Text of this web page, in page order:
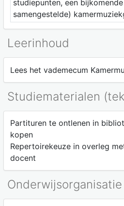
studiepunten, een
samengestelde)
Leerinhoud
Lees het vademecum
Studiematerialen
Partituren te ontlenen in
kopen
Repertoirekeuze in overleg
docent
Onderwijsorganisatie